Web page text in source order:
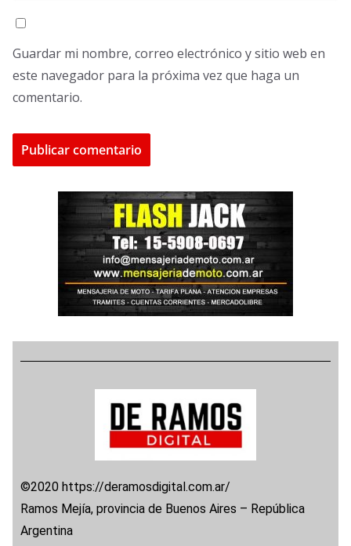
Guardar mi nombre, correo electrónico y sitio web en
este navegador para la próxima vez que haga un
comentario.
©2020 https://deramosdigital.com.ar/
Ramos Mejía, provincia de Buenos Aires – República
Argentina